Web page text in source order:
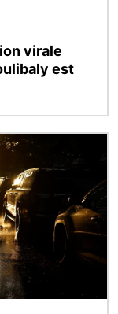
virale
est